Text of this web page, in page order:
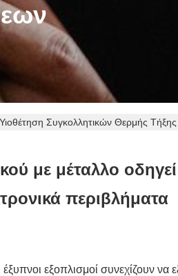
Συγκολλητικών Θερμής
με μέταλλο
περιβλήματα
εξοπλισμοί συνεχίζουν να